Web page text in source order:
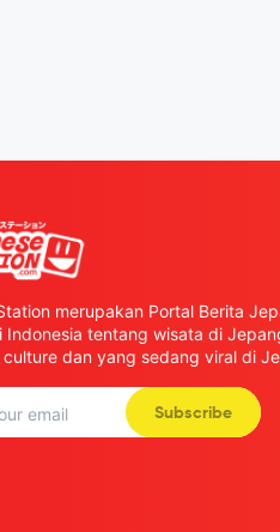
merupakan Portal Berita
Indonesia tentang wisata di
dan yang sedang viral di
Subscribe